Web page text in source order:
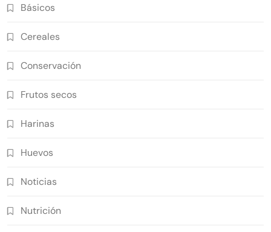
Básicos
Cereales
Conservación
Frutos secos
Harinas
Huevos
Noticias
Nutrición